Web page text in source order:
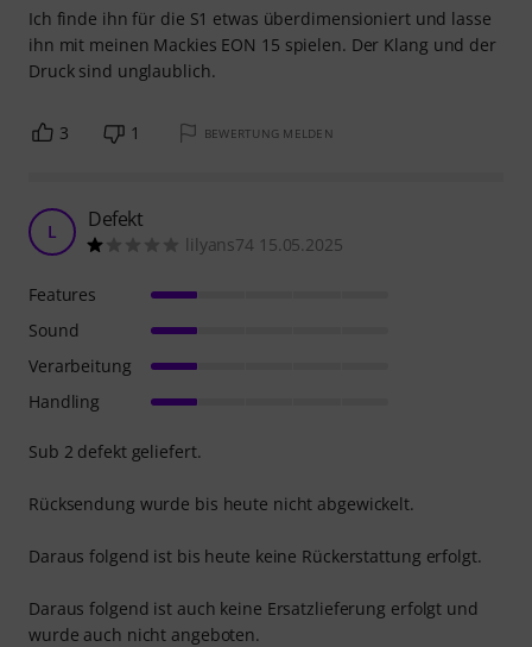
Ich finde ihn für die S1 etwas überdimensioniert und lasse
ihn mit meinen Mackies EON 15 spielen. Der Klang und der
Druck sind unglaublich.
3 1 BEWERTUNG MELDEN
L Defekt
lilyans74 15.05.2025
Sub 2 defekt geliefert.
Rücksendung wurde bis heute nicht abgewickelt.
Daraus folgend ist bis heute keine Rückerstattung erfolgt.
Daraus folgend ist auch keine Ersatzlieferung erfolgt und
wurde auch nicht angeboten.
Features
Sound
Verarbeitung
Handling